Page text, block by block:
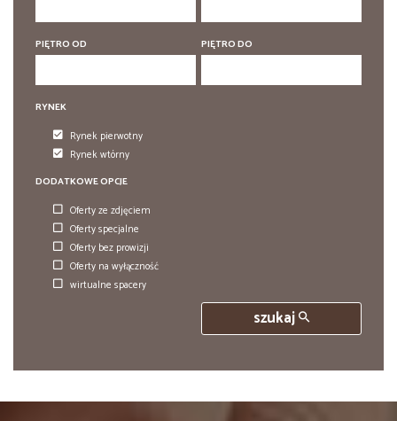
PIĘTRO OD PIĘTRO DO
RYNEK
Rynek pierwotny
Rynek wtórny
DODATKOWE OPCJE
Oferty ze zdjęciem
Oferty specjalne
Oferty bez prowizji
Oferty na wyłączność
wirtualne spacery
szukaj